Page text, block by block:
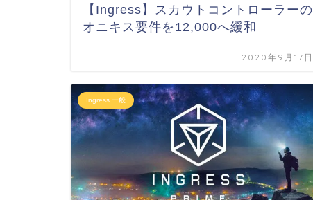
【Ingress】スカウトコントローラーの
オニキス要件を12,000へ緩和
2020年9月17日
Ingress 一般